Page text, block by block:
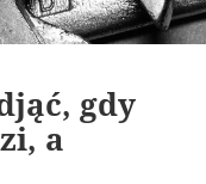
gdy
a